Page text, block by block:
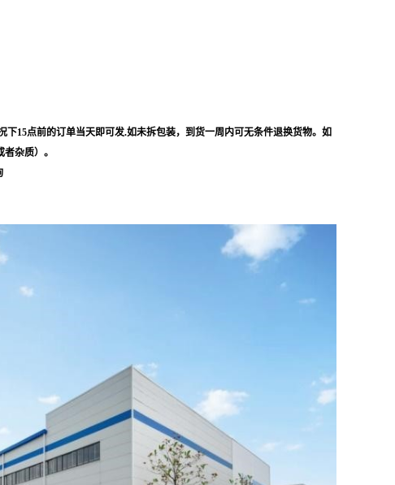
15点前的订单当天即可发.如未拆包装，到货一周内可无条件退换货物。如
杂质）。